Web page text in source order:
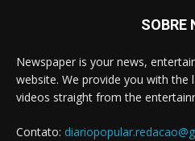
SOBRE
Newspaper is your news,
website. We provide you with the
videos straight from the
Contato: